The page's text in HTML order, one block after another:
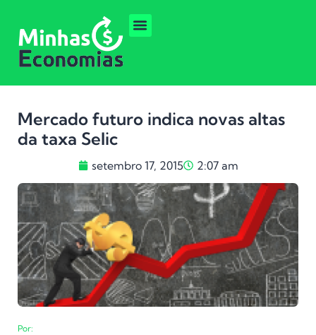
Mercado futuro indica novas altas
da taxa Selic
setembro 17, 2015 2:07 am
Por: